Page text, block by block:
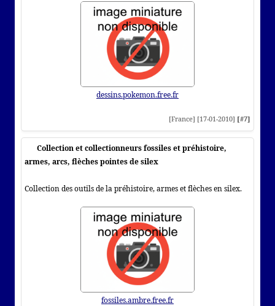
dessins.pokemon.free.fr
[France] [17-01-2010] [#7]
Collection et collectionneurs fossiles et préhistoire,
armes, arcs, flèches pointes de silex
Collection des outils de la préhistoire, armes et flèches en silex.
fossiles.ambre.free.fr